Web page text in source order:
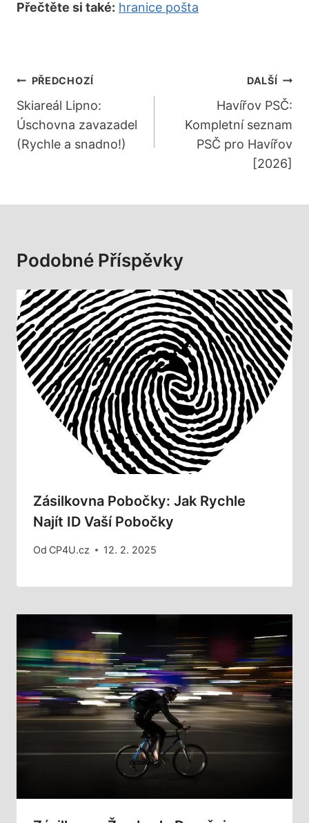
Přečtěte si také: hranice pošta
Navigace
Pro
Příspěvek
PŘEDCHOZÍ
Skiareál Lipno:
Úschovna zavazadel
(Rychle a snadno!)
DALŠÍ
Havířov PSČ:
Kompletní seznam
PSČ pro Havířov
[2026]
Podobné Příspěvky
Zásilkovna Pobočky: Jak Rychle
Najít ID Vaší Pobočky
Od CP4U.cz 12. 2. 2025